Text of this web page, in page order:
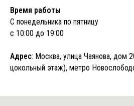
Время работы
С понедельника по пятницу
с 10:00 до 19:00
Адрес: Москва, улица Чаянова, дом
цокольный этаж), метро